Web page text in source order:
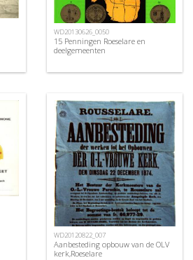
WD20130626_0050
15 Penningen Roeselare en
deelgemeenten
WD20120822_007
Aanbesteding opbouw van de OLV
kerk,Roeselare